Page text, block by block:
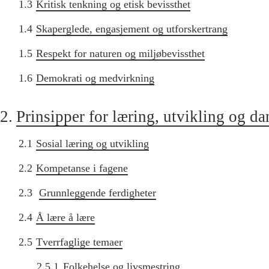
1.3 Kritisk tenkning og etisk bevissthet
1.4 Skaperglede, engasjement og utforskertrang
1.5 Respekt for naturen og miljøbevissthet
1.6 Demokrati og medvirkning
2. Prinsipper for læring, utvikling og
2.1 Sosial læring og utvikling
2.2 Kompetanse i fagene
2.3 Grunnleggende ferdigheter
2.4 Å lære å lære
2.5 Tverrfaglige temaer